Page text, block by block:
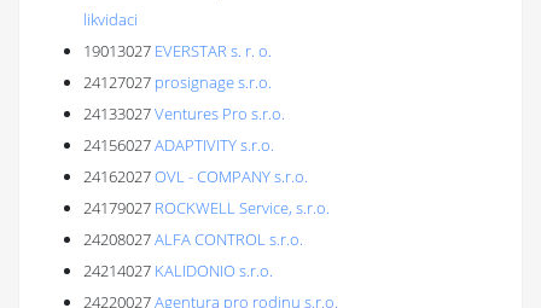
likvidaci
19013027 EVERSTAR s. r. o.
24127027 prosignage s.r.o.
24133027Ventures Pro s.r.o.
24156027ADAPTIVITY s.r.o.
24162027OVL - COMPANY s.r.o.
24179027 ROCKWELL Service, s.r.o.
24208027ALFA CONTROL s.r.o.
24214027 KALIDONIO s.r.o.
24220027Agentura pro rodinu s.r.o.